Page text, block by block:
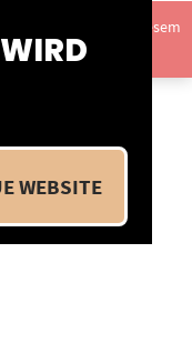
WEBSITE
Betriebsurlaub. In diesem
Ausblenden